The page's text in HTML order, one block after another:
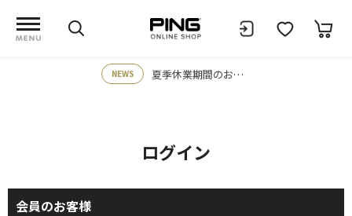
NEWS 夏季休業期間のお知らせ
ログイン
会員のお客様